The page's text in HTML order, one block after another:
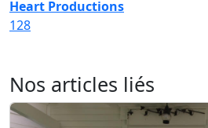
Heart Productions
128
Nos articles liés